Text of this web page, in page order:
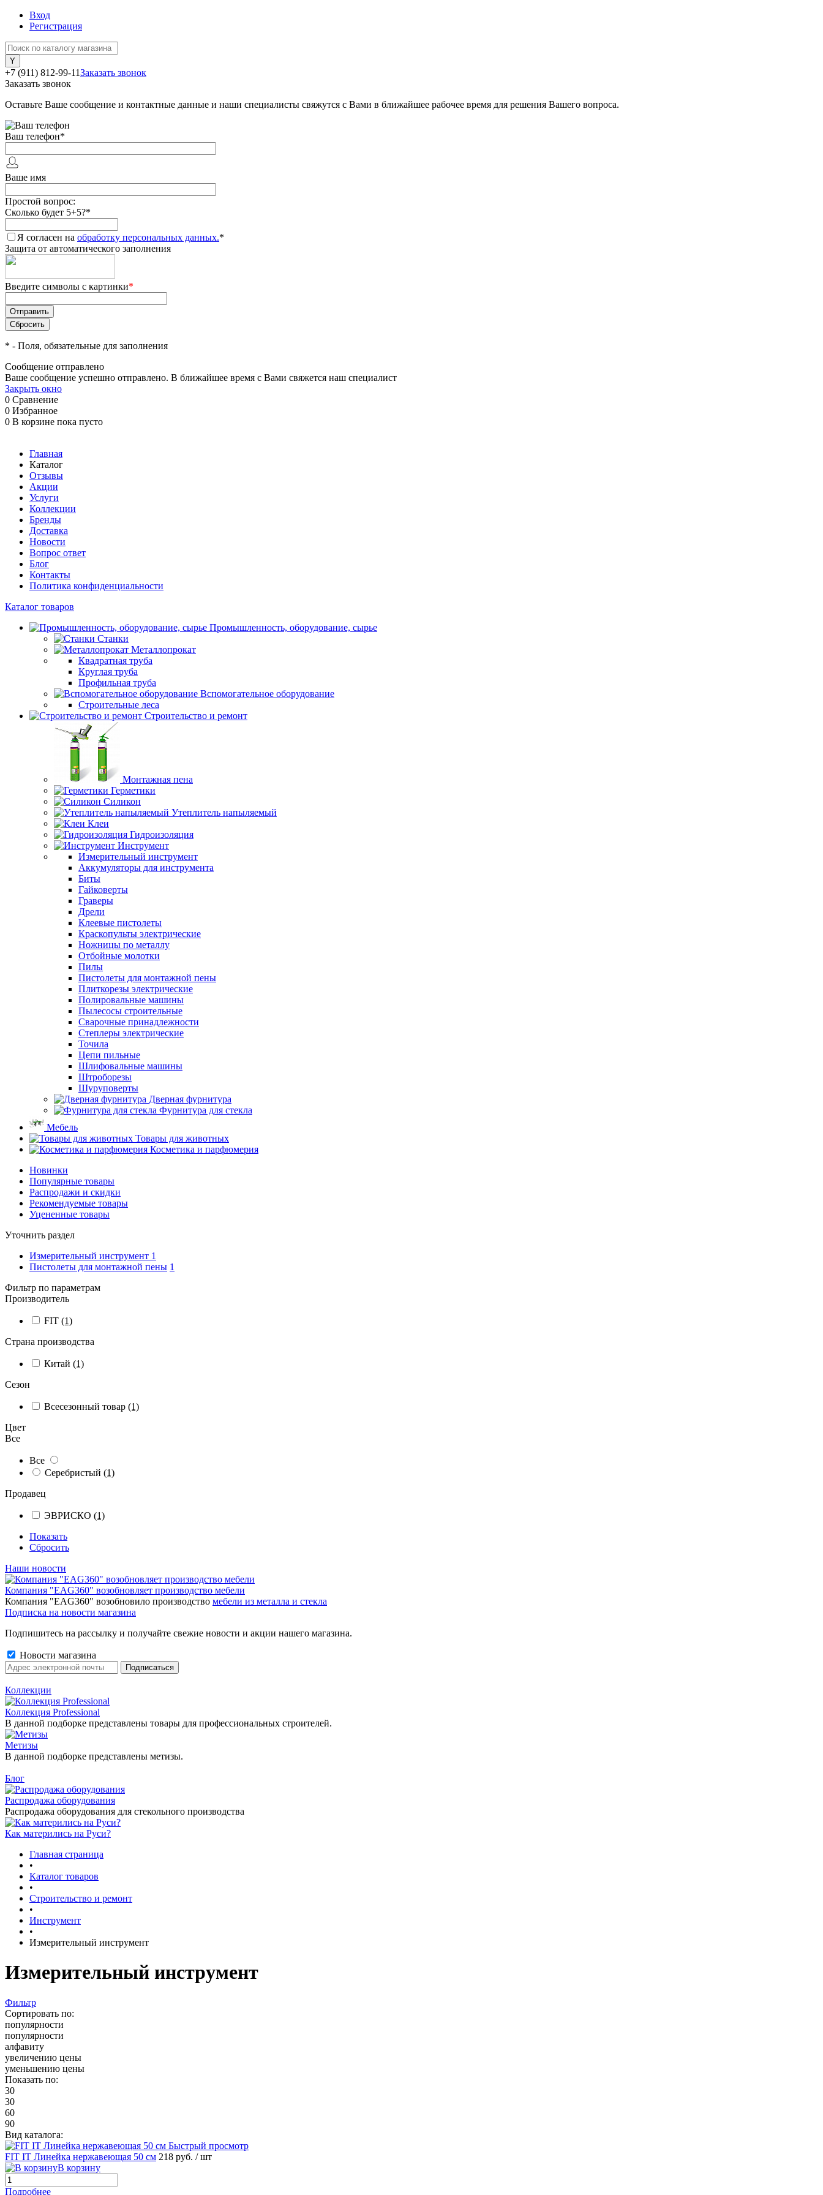
Вход
Регистрация
+7 (911) 812-99-11Заказать звонок
Заказать звонок
Оставьте Ваше сообщение и контактные данные и наши специалисты свяжутся с Вами в ближайшее рабочее время для решения Вашего вопроса.
Ваш телефон*
Ваше имя
Простой вопрос:
Сколько будет 5+5?*
Я согласен на обработку персональных данных.*
Защита от автоматического заполнения
Введите символы с картинки*
* - Поля, обязательные для заполнения
Сообщение отправлено
Ваше сообщение успешно отправлено. В ближайшее время с Вами свяжется наш специалист
Закрыть окно
0 Сравнение
0 Избранное
0 В корзине пока пусто
Главная
Каталог
Отзывы
Акции
Услуги
Коллекции
Бренды
Доставка
Новости
Вопрос ответ
Блог
Контакты
Политика конфиденциальности
Каталог товаров
Промышленность, оборудование, сырье
Станки
Металлопрокат
Квадратная труба
Круглая труба
Профильная труба
Вспомогательное оборудование
Строительные леса
Строительство и ремонт
Монтажная пена
Герметики
Силикон
Утеплитель напыляемый
Клеи
Гидроизоляция
Инструмент
Измерительный инструмент
Аккумуляторы для инструмента
Биты
Гайковерты
Граверы
Дрели
Клеевые пистолеты
Краскопульты электрические
Ножницы по металлу
Отбойные молотки
Пилы
Пистолеты для монтажной пены
Плиткорезы электрические
Полировальные машины
Пылесосы строительные
Сварочные принадлежности
Степлеры электрические
Точила
Цепи пильные
Шлифовальные машины
Штроборезы
Шуруповерты
Дверная фурнитура
Фурнитура для стекла
Мебель
Товары для животных
Косметика и парфюмерия
Новинки
Популярные товары
Распродажи и скидки
Рекомендуемые товары
Уцененные товары
Уточнить раздел
Измерительный инструмент 1
Пистолеты для монтажной пены 1
Фильтр по параметрам
Производитель
FIT (1)
Страна производства
Китай (1)
Сезон
Всесезонный товар (1)
Цвет
Все
Все
Серебристый (1)
Продавец
ЭВРИСКО (1)
Показать
Сбросить
Наши новости
Компания "EAG360" возобновляет производство мебели
Компания "EAG360" возобновило производство мебели из металла и стекла
Подписка на новости магазина
Подпишитесь на рассылку и получайте свежие новости и акции нашего магазина.
Новости магазина
Коллекции
Коллекция Professional
В данной подборке представлены товары для профессиональных строителей.
Метизы
В данной подборке представлены метизы.
Блог
Распродажа оборудования
Распродажа оборудования для стекольного производства
Как матерились на Руси?
Главная страница
•
Каталог товаров
•
Строительство и ремонт
•
Инструмент
•
Измерительный инструмент
Измерительный инструмент
Фильтр
Сортировать по:
популярности
популярности
алфавиту
увеличению цены
уменьшению цены
Показать по:
30
30
60
90
Вид каталога:
Быстрый просмотр
FIT IT Линейка нержавеющая 50 см 218 руб. / шт
В корзину
Подробнее